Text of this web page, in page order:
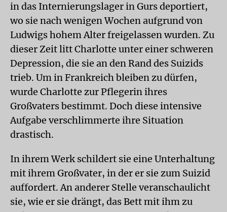
in das Internierungslager in Gurs deportiert,
wo sie nach wenigen Wochen aufgrund von
Ludwigs hohem Alter freigelassen wurden. Zu
dieser Zeit litt Charlotte unter einer schweren
Depression, die sie an den Rand des Suizids
trieb. Um in Frankreich bleiben zu dürfen,
wurde Charlotte zur Pflegerin ihres
Großvaters bestimmt. Doch diese intensive
Aufgabe verschlimmerte ihre Situation
drastisch.
In ihrem Werk schildert sie eine Unterhaltung
mit ihrem Großvater, in der er sie zum Suizid
auffordert. An anderer Stelle veranschaulicht
sie, wie er sie drängt, das Bett mit ihm zu